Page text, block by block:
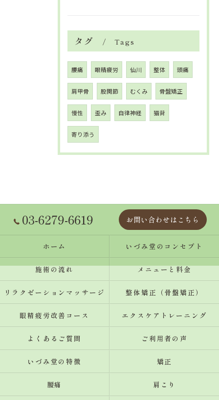
タグ Tags
腰痛 眼精疲労 仙川 整体 頭痛
肩甲骨 股関節 むくみ 骨盤矯正
慢性 歪み 自律神経 猫背
寄り添う
03-6279-6619 お問い合わせはこちら
ホーム いづみ堂のコンセプト
施術の流れ メニューと料金
リラクゼーションマッサージ 整体矯正（骨盤矯正）
眼精疲労改善コース エクスケアトレーニング
よくあるご質問 ご利用者の声
いづみ堂の特徴 矯正
腰痛 肩こり